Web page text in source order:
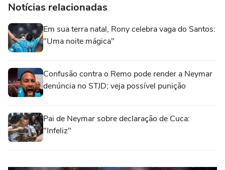
Notícias relacionadas
Em sua terra natal, Rony celebra vaga do Santos:
"Uma noite mágica"
Confusão contra o Remo pode render a Neymar
denúncia no STJD; veja possível punição
Pai de Neymar sobre declaração de Cuca:
"Infeliz"